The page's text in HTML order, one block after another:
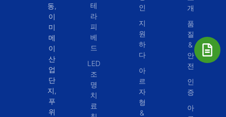
동,
이
미
메
이
산
업
단
지,
푸
위
테
라
피
베
드
LED
조
명
치
료
인
지
원
하
다
아
르
자
형
&
개
품
질
&
안
전
인
증
아